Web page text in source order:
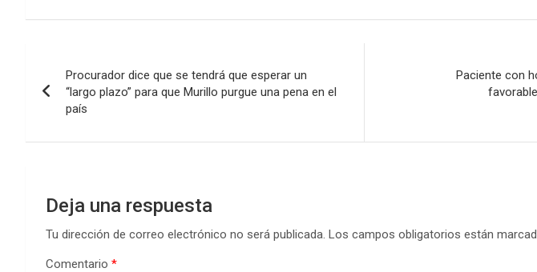
de
entradas
Procurador dice que se tendrá que esperar un
“largo plazo” para que Murillo purgue una pena en el
país
Paciente con
Deja una respuesta
Tu dirección de correo electrónico no será publicada. Los campos obligatorios están
Comentario *